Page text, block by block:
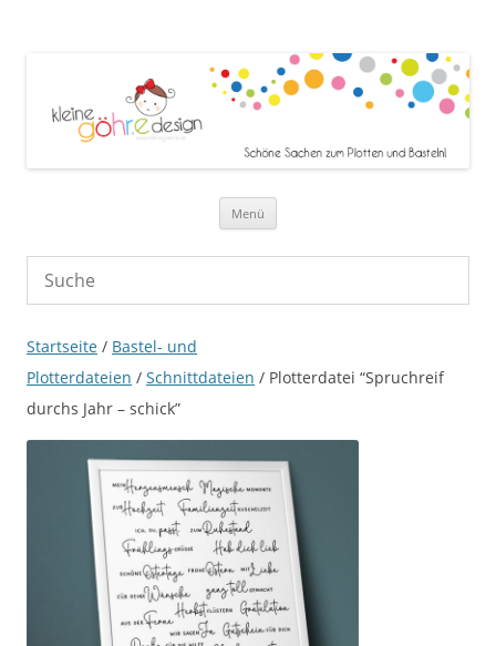
Menü
Startseite / Bastel- und
Plotterdateien / Schnittdateien / Plotterdatei “Spruchreif
durchs Jahr – schick”